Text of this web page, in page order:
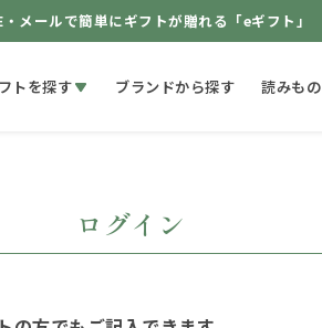
・メールで簡単にギフトが贈れる「eギフト」
トを探す ブランドから探す 読みもの
ログイン